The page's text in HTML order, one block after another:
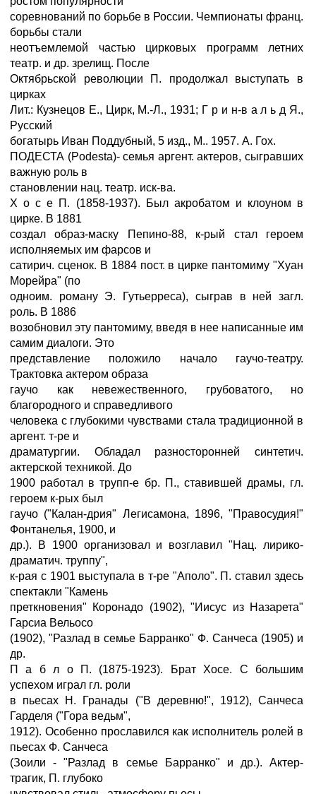
соревнований по борьбе в России. Чемпионаты франц.
борьбы стали
неотъемлемой частью цирковых программ летних
театр. и др. зрелищ. После
Октябрьской революции П. продолжал выступать в
цирках
Лит.: Кузнецов Е., Цирк, М.-Л., 1931; Г р и н-в а л ь д Я.,
Русский
богатырь Иван Поддубный, 5 изд., М.. 1957. А. Гох.
ПОДЕСТА (Podesta)- семья аргент. актеров, сыгравших
важную роль в
становлении нац. театр. иск-ва.
Х о с е П. (1858-1937). Был акробатом и клоуном в
цирке. В 1881
создал образ-маску Пепино-88, к-рый стал героем
исполняемых им фарсов и
сатирич. сценок. В 1884 пост. в цирке пантомиму "Хуан
Морейра" (по
одноим. роману Э. Гутьерреса), сыграв в ней загл.
роль. В 1886
возобновил эту пантомиму, введя в нее написанные им
самим диалоги. Это
представление положило начало гаучо-театру.
Трактовка актером образа
гаучо как невежественного, грубоватого, но
благородного и справедливого
человека с глубокими чувствами стала традиционной в
аргент. т-ре и
драматургии. Обладал разносторонней синтетич.
актерской техникой. До
1900 работал в трупп-е бр. П., ставившей драмы, гл.
героем к-рых был
гаучо ("Калан-дрия" Легисамона, 1896, "Правосудия!"
Фонтанелья, 1900, и
др.). В 1900 организовал и возглавил "Нац. лирико-
драматич. труппу",
к-рая с 1901 выступала в т-ре "Аполо". П. ставил здесь
спектакли "Камень
преткновения" Коронадо (1902), "Иисус из Назарета"
Гарсиа Вельосо
(1902), "Разлад в семье Барранко" Ф. Санчеса (1905) и
др.
П а б л о П. (1875-1923). Брат Хосе. С большим
успехом играл гл. роли
в пьесах Н. Гранады ("В деревню!", 1912), Санчеса
Гарделя ("Гора ведьм",
1912). Особенно прославился как исполнитель ролей в
пьесах Ф. Санчеса
(Зоили - "Разлад в семье Барранко" и др.). Актер-
трагик, П. глубоко